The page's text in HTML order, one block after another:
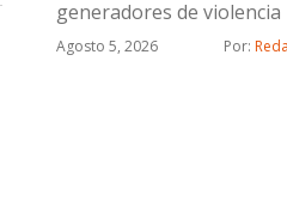
generadores de violencia
Agosto 5, 2026 Por: